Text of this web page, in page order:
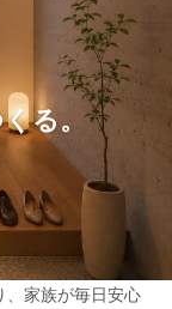
る。
、家族が毎日安心